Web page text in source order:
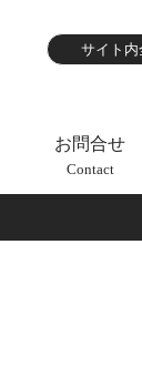
お問合せ
Contact